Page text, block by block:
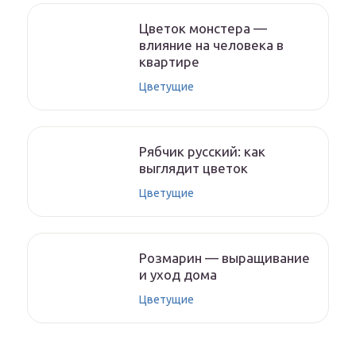
Цветок монстера —
влияние на человека в
квартире
Цветущие
Рябчик русский: как
выглядит цветок
Цветущие
Розмарин — выращивание
и уход дома
Цветущие